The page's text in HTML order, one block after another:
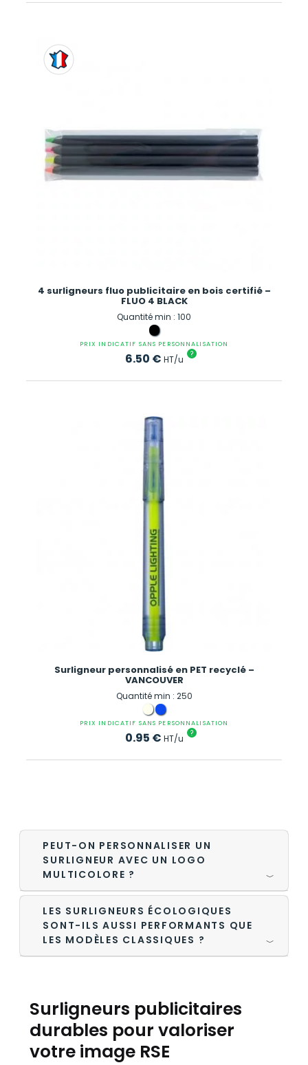
4 surligneurs fluo publicitaire en bois certifié –
FLUO 4 BLACK
Quantité min : 100
PRIX INDICATIF SANS PERSONNALISATION
6.50 € HT/u ?
Surligneur personnalisé en PET recyclé –
VANCOUVER
Quantité min : 250
PRIX INDICATIF SANS PERSONNALISATION
0.95 € HT/u ?
PEUT-ON PERSONNALISER UN
SURLIGNEUR AVEC UN LOGO
MULTICOLORE ?
﹀
LES SURLIGNEURS ÉCOLOGIQUES
SONT-ILS AUSSI PERFORMANTS QUE
LES MODÈLES CLASSIQUES ?
﹀
Surligneurs publicitaires
durables pour valoriser
votre image RSE